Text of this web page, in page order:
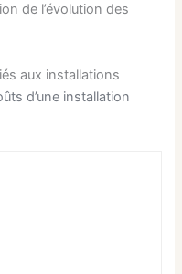
de l’évolution des
aux installations
d’une installation